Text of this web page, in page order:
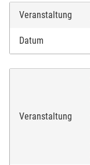
Veranstaltung
Datum
Veranstaltung